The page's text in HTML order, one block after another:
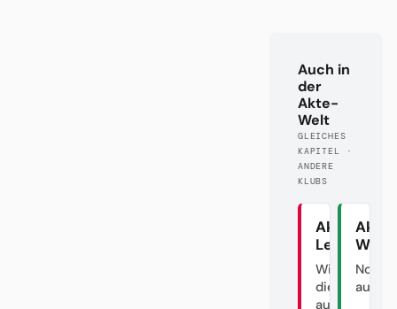
Auch in
der
Akte-
Welt
GLEICHES
KAPITEL ·
ANDERE
KLUBS
Akte
Leipzig
Wie man
die DFL
austrickst
Akte
Noch